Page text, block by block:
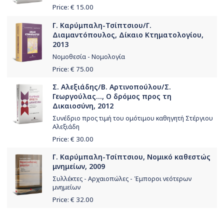
Price: € 15.00
Γ. Καρύμπαλη-Τσίπτσιου/Γ.
Διαμαντόπουλος, Δίκαιο Κτηματολογίου,
2013
Νομοθεσία - Νομολογία
Price: € 75.00
Σ. Αλεξιάδης/Β. Αρτινοπούλου/Σ.
Γεωργούλας..., Ο δρόμος προς τη
Δικαιοσύνη, 2012
Συνέδριο προς τιμή του ομότιμου καθηγητή Στέργιου
Αλεξιάδη
Price: € 30.00
Γ. Καρύμπαλη-Τσίπτσιου, Νομικό καθεστώς
μνημείων, 2009
Συλλέκτες - Αρχαιοπώλες - Έμποροι νεότερων
μνημείων
Price: € 32.00